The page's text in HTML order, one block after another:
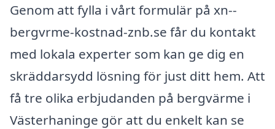
Genom att fylla i vårt formulär på xn--
bergvrme-kostnad-znb.se får du kontakt
med lokala experter som kan ge dig en
skräddarsydd lösning för just ditt hem. Att
få tre olika erbjudanden på bergvärme i
Västerhaninge gör att du enkelt kan se